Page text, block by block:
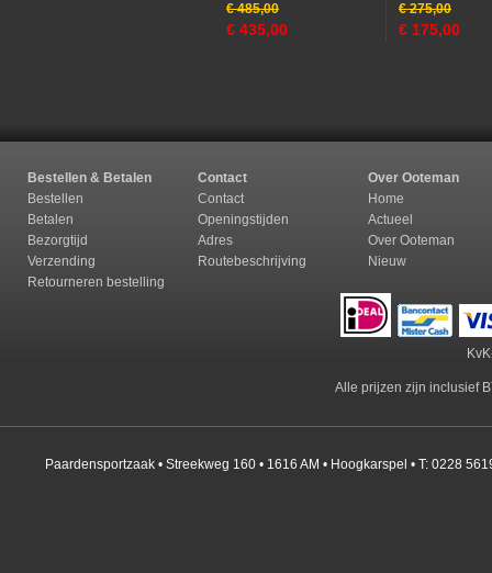
€ 485,00
€ 435,00
€ 275,00
€ 175,00
Bestellen & Betalen Contact
Over Ooteman
Bestellen
Contact
Home
Betalen
Openingstijden
Actueel
Bezorgtijd
Adres
Over Ooteman
Verzending
Routebeschrijving
Nieuw
Retourneren bestelling
Alle prijzen zijn inclusief
Paardensportzaak • Streekweg 160 • 1616 AM • Hoogkarspel • T: 0228